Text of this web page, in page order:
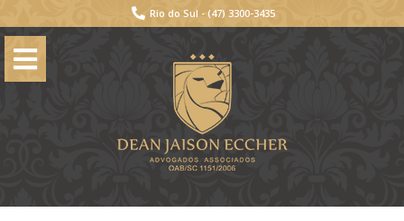
Rio do Sul - (47) 3300-3435